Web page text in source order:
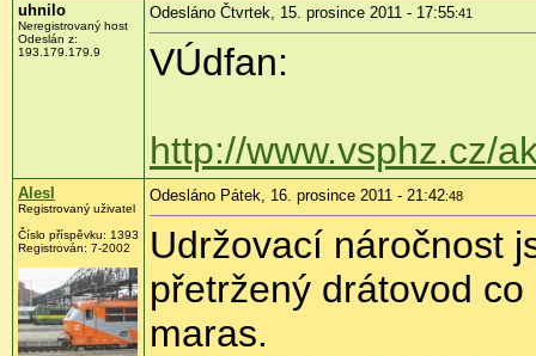
uhnilo
Neregistrovaný host
Odeslán z:
193.179.179.9
Odesláno Čtvrtek, 15. prosince 2011 - 17:55:41
VÚdfan:
http://www.vsphz.cz/
Alesl
Registrovaný uživatel
Číslo příspěvku: 1393
Registrován: 7-2002
Odesláno Pátek, 16. prosince 2011 - 21:42:48
Udržovací náročnost
přetržený drátovod
maras.